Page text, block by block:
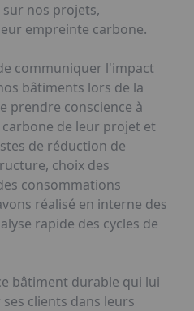
nos projets,
empreinte carbone.
communiquer l'impact
bâtiments lors de la
prendre conscience à
de leur projet et
de réduction de
choix des
consommations
réalisé en interne des
rapide des cycles de
bâtiment durable qui lui
clients dans leurs